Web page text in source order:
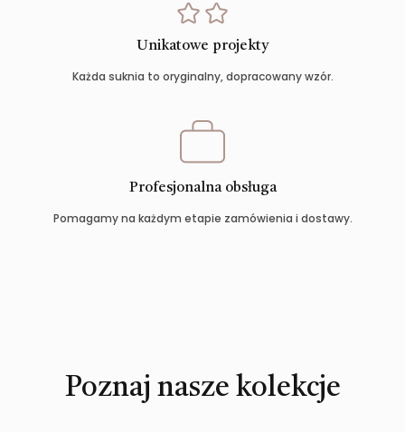
Unikatowe projekty
Każda suknia to oryginalny, dopracowany wzór.
Profesjonalna obsługa
Pomagamy na każdym etapie zamówienia i dostawy.
Poznaj nasze kolekcje